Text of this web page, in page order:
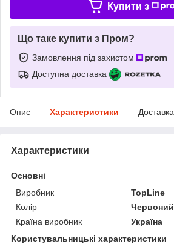
Купити з
Що таке купити з Пром?
Замовлення під захистом
Доступна доставка
Опис Характеристики Доставка
Характеристики
Основні
Виробник
TopLine
Колір
Червоний
Країна виробник
Україна
Користувальницькі характеристики